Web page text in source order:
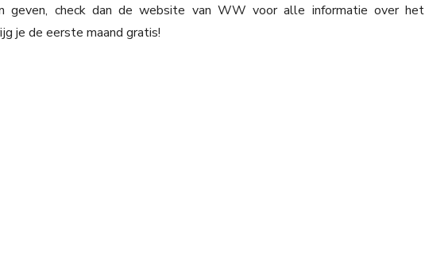
geven, check dan de website van WW voor alle informatie over het
je de eerste maand gratis!